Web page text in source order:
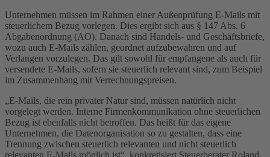
Unternehmen müssen im Rahmen einer Außenprüfung E-Mails mit
steuerlichem Bezug vorlegen. Dies ergibt sich aus § 147 Abs. 6
Abgabenordnung (AO). Danach sind Handels- und Geschäftsbriefe,
wozu auch E-Mails zählen, geordnet aufzubewahren und auf
Verlangen vorzulegen. Das gilt sowohl für empfangene als auch für
versendete E-Mails, sofern sie steuerlich relevant sind, zum Beispiel
im Zusammenhang mit Verrechnungspreisen.
„E-Mails, die rein privater Natur sind, müssen natürlich nicht
vorgelegt werden. Interne Firmenkommunikation ohne steuerlichen
Bezug ist ebenfalls nicht betroffen. Das heißt für das eigene
Unternehmen, die Datenorganisation so zu gestalten, dass eine
Trennung zwischen steuerlich relevanten und nicht steuerlich
relevanten E-Mails möglich ist“, konkretisiert Steuerberater Roland